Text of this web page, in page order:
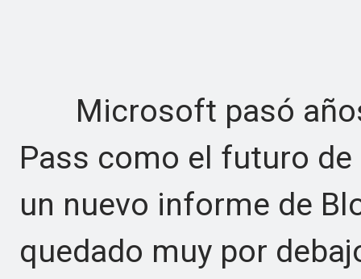
Microsoft pasó años
Pass como el futuro
un nuevo informe de
quedado muy por